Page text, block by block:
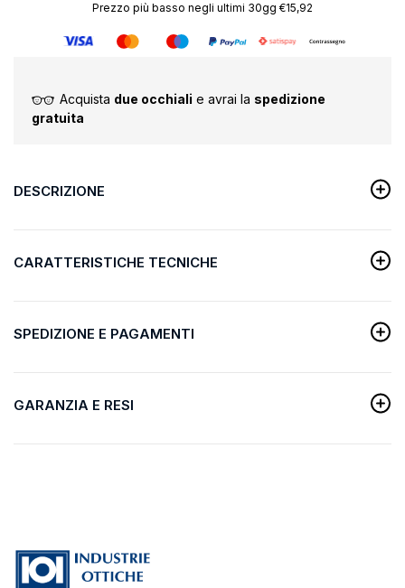
Prezzo più basso negli ultimi 30gg €15,92
Acquista due occhiali e avrai la spedizione
gratuita
DESCRIZIONE
CARATTERISTICHE TECNICHE
SPEDIZIONE E PAGAMENTI
GARANZIA E RESI